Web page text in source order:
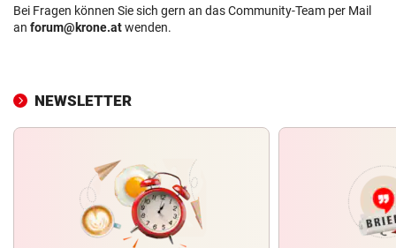
Bei Fragen können Sie sich gern an das Community-Team per Mail
an forum@krone.atwenden.
NEWSLETTER